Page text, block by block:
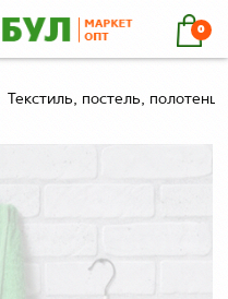
0
Текстиль, постель, полотенца